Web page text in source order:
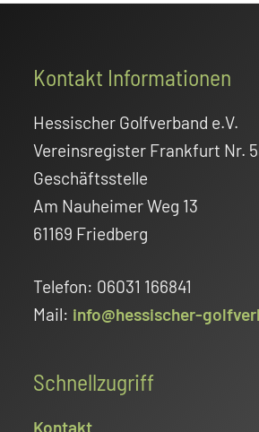
FooterKontakt Informationen
Hessischer Golfverband e.V.
Vereinsregister Frankfurt Nr.
Geschäftsstelle
Am Nauheimer Weg 13
61169 Friedberg
Telefon: 06031 166841
Mail: info@hessischer-
Schnellzugriff
Kontakt